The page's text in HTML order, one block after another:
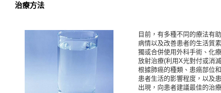
治療方法
目前，有多種不同的療法有
病情以及改善患者的生活質
獨或合併使用外科手術、化
放射治療(利用X光對付或消
根據肺癌的種類、患癌部位
患者生活的影響程度，以及
出現，向患者建議最佳的治